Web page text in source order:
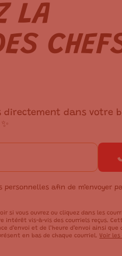
LA
directement dans votre
afin de m’envoyer
si vous ouvrez ou cliquez dans les
vis-à-vis des courriels reçus.
d’envoi et de l’heure d’envoi ainsi que
en bas de chaque courriel.Voir